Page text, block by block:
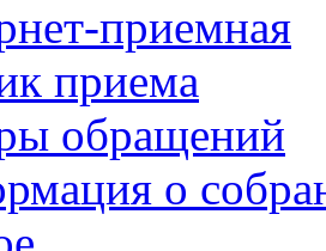
приемная
приема
обращений
о